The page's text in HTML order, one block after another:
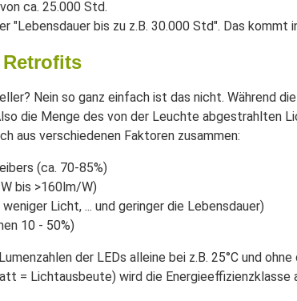
ca. 25.000 Std.
"Lebensdauer bis zu z.B. 30.000 Std". Das
Nein so ganz einfach ist das nicht.
die Menge des von der Leuchte abgestrahlten
aus verschiedenen Faktoren zusammen:
(ca. 70-85%)
bis >160lm/W)
Licht, ... und geringer die Lebensdauer)
10 - 50%)
der LEDs alleine bei z.B. 25°C und
= Lichtausbeute) wird die Energieeffizienzklasse